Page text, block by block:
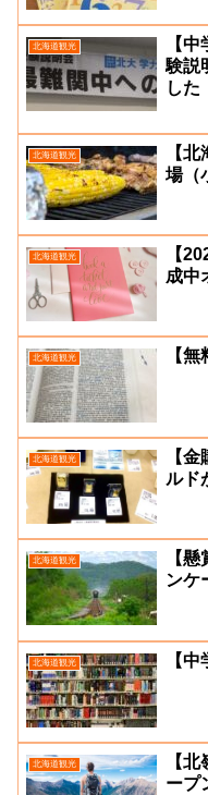
北海道観光
【
験説
した
北海道観光
【
場（
北海道観光
【
成中
北海道観光 【
北海道観光
【
ルド
北海道観光
【
ンケ
北海道観光 【
北海道観光
【
ープ